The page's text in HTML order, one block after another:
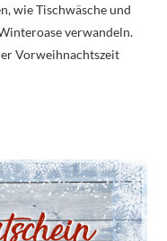
wie Tischwäsche und
verwandeln.
Vorweihnachtszeit